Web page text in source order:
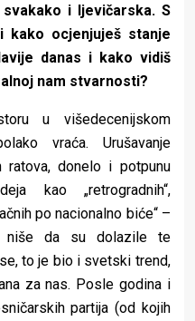
i ljevičarska. S
ocjenjuješ stanje
danas i kako vidiš
nam stvarnosti?
u višedecenijskom
vraća. Urušavanje
donelo i potpunu
kao „retrogradnih“,
po nacionalno biće“ –
niše da su dolazile te
to je bio i svetski trend,
za nas. Posle godina i
partija (od kojih